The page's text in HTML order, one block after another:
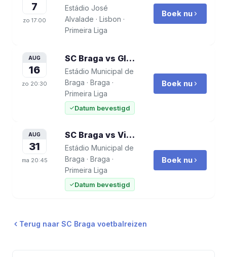
7
zo 17:00
Estádio José
Alvalade · Lisbon ·
Primeira Liga
Boek nu
AUG
16
zo 20:30
SC Braga vs GIL Vicente
Estádio Municipal de
Braga · Braga ·
Primeira Liga
Datum bevestigd
Boek nu
AUG
31
ma 20:45
SC Braga vs Vitória SC
Estádio Municipal de
Braga · Braga ·
Primeira Liga
Datum bevestigd
Boek nu
Terug naar SC Braga voetbalreizen